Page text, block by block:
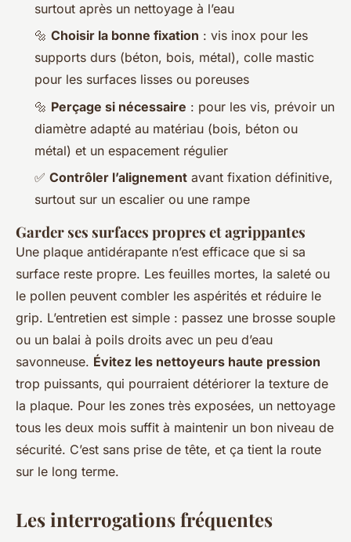
surtout après un nettoyage à l’eau
🔩 Choisir la bonne fixation : vis inox pour les
supports durs (béton, bois, métal), colle mastic
pour les surfaces lisses ou poreuses
🔩 Perçage si nécessaire : pour les vis, prévoir un
diamètre adapté au matériau (bois, béton ou
métal) et un espacement régulier
✅ Contrôler l’alignement avant fixation définitive,
surtout sur un escalier ou une rampe
Garder ses surfaces propres et agrippantes
Une plaque antidérapante n’est efficace que si sa
surface reste propre. Les feuilles mortes, la saleté ou
le pollen peuvent combler les aspérités et réduire le
grip. L’entretien est simple : passez une brosse souple
ou un balai à poils droits avec un peu d’eau
savonneuse. Évitez les nettoyeurs haute pression
trop puissants, qui pourraient détériorer la texture de
la plaque. Pour les zones très exposées, un nettoyage
tous les deux mois suffit à maintenir un bon niveau de
sécurité. C’est sans prise de tête, et ça tient la route
sur le long terme.
Les interrogations fréquentes